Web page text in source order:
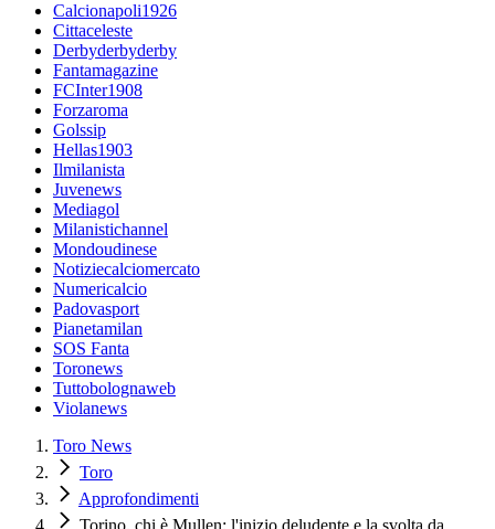
Calcionapoli1926
Cittaceleste
Derbyderbyderby
Fantamagazine
FCInter1908
Forzaroma
Golssip
Hellas1903
Ilmilanista
Juvenews
Mediagol
Milanistichannel
Mondoudinese
Notiziecalciomercato
Numericalcio
Padovasport
Pianetamilan
SOS Fanta
Toronews
Tuttobolognaweb
Violanews
Toro News
Toro
Approfondimenti